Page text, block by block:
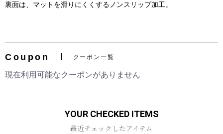
お買い物を続ける カートへ進む
裏面は、マットを滑りにくくするノンスリップ加工。
Coupon クーポン一覧
現在利用可能なクーポンがありません
YOUR CHECKED ITEMS
最近チェックしたアイテム